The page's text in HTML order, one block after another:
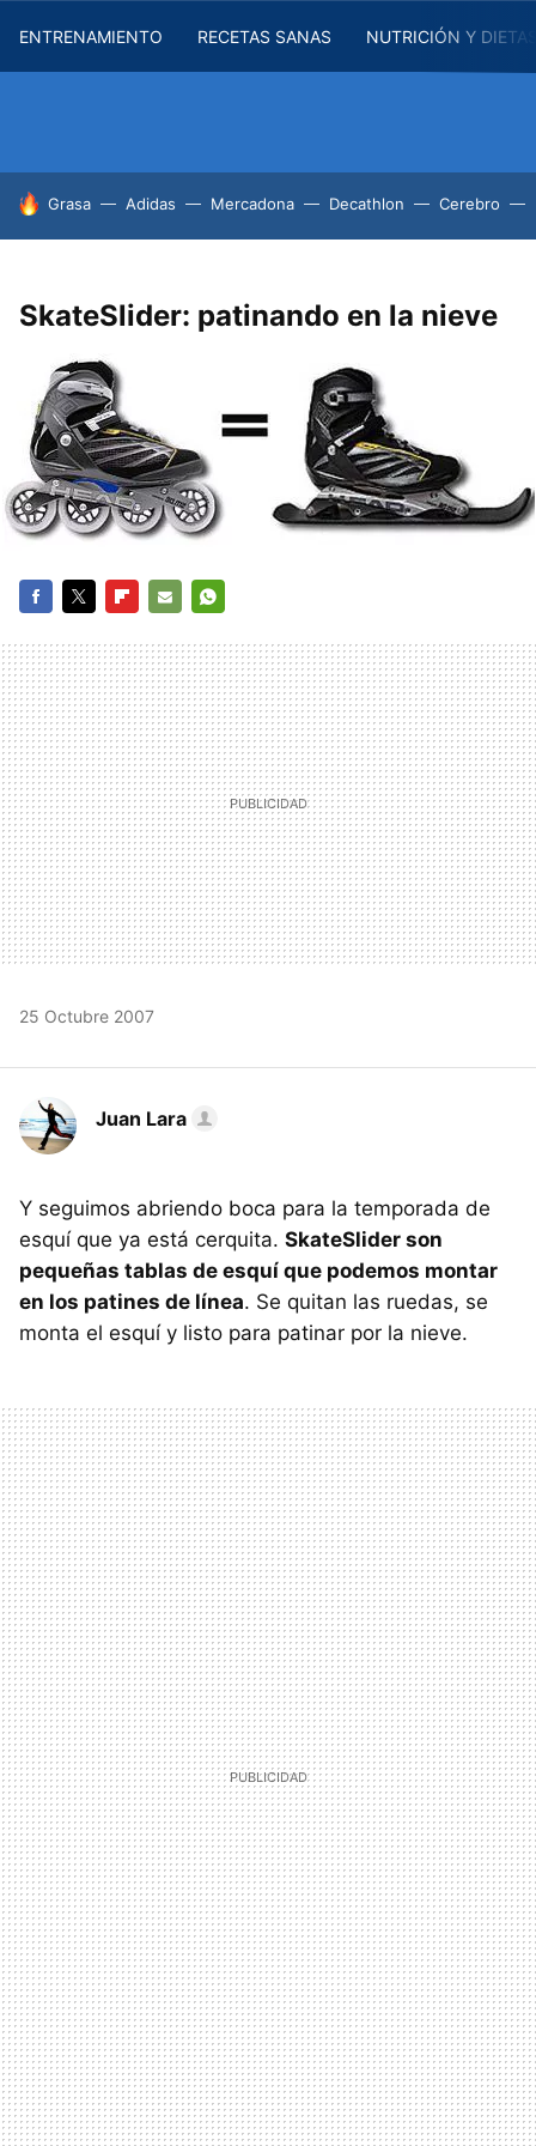
ENTRENAMIENTO RECETAS SANAS NUTRICIÓN Y
HOY SE HABLA DE
Grasa Adidas Mercadona Decathlon Cerebro
SkateSlider: patinando en la nieve
MAIL
25 Octubre 2007
Juan Lara
Y seguimos abriendo boca para la temporada de
esquí que ya está cerquita. SkateSlider son
pequeñas tablas de esquí que podemos montar
en los patines de línea. Se quitan las ruedas, se
monta el esquí y listo para patinar por la nieve.